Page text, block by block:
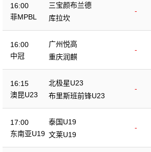
16:00
菲MPBL
三宝颜布兰德
-
库拉坎
16:00
中冠
广州悦高
-
重庆润麒
16:15
澳昆U23
北极星U23
-
布里斯班前锋U23
17:00
东南亚U19
泰国U19
-
文莱U19